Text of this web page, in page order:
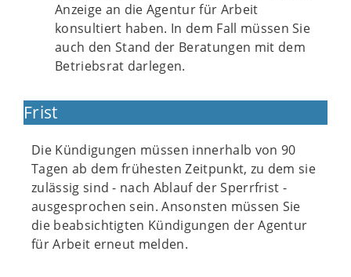
Anzeige an die Agentur für Arbeit
konsultiert haben. In dem Fall müssen Sie
auch den Stand der Beratungen mit dem
Betriebsrat darlegen.
Frist
Die Kündigungen müssen innerhalb von 90
Tagen ab dem frühesten Zeitpunkt, zu dem sie
zulässig sind - nach Ablauf der Sperrfrist -
ausgesprochen sein. Ansonsten müssen Sie
die beabsichtigten Kündigungen der Agentur
für Arbeit erneut melden.